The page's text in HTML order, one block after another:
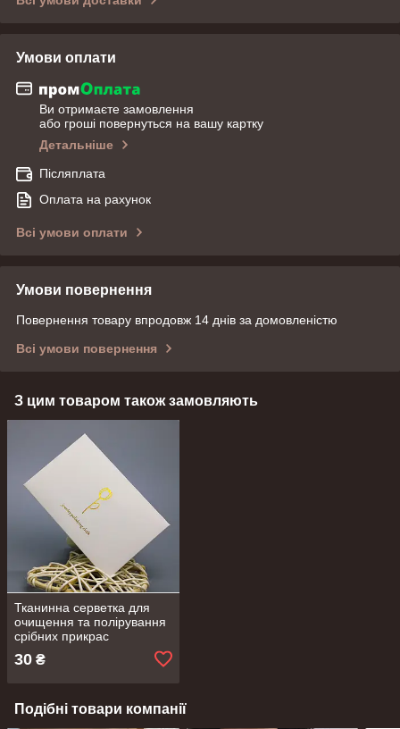
Умови оплати
Ви отримаєте замовлення
або гроші повернуться на вашу картку
Детальніше
Післяплата
Оплата на рахунок
Всі умови оплати
Умови повернення
Повернення товару впродовж 14 днів за домовленістю
Всі умови повернення
З цим товаром також замовляють
Тканинна серветка для
очищення та полірування
срібних прикрас
30 ₴
Подібні товари компанії